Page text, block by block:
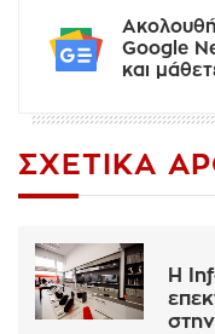
Google
και
ΣΧΕΤΙΚΆ
Η